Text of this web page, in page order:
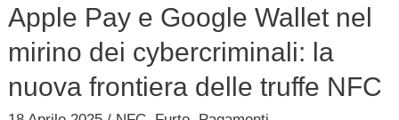
Apple Pay e Google Wallet nel
mirino dei cybercriminali: la
nuova frontiera delle truffe NFC
Google
Wallet
mirino